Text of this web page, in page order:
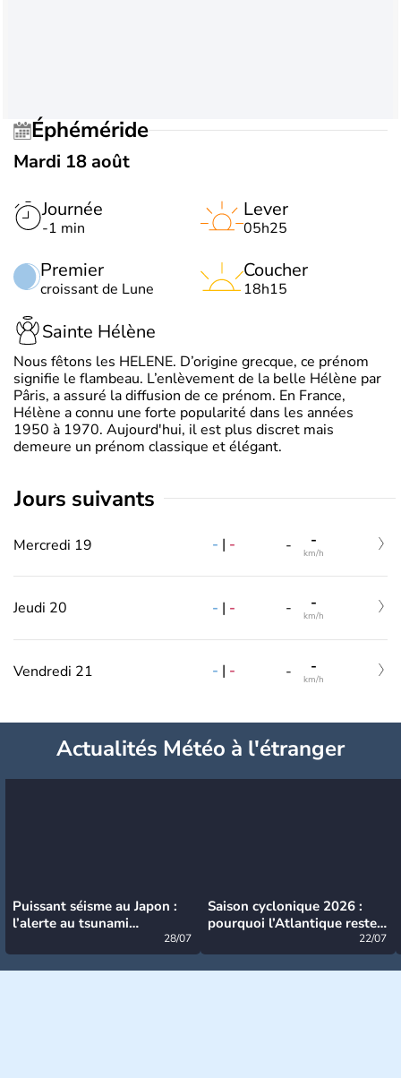
Éphéméride
Mardi 18 août
Journée
-1 min
Premier
croissant de Lune
Lever
05h25
Coucher
18h15
Sainte Hélène
Nous fêtons les HELENE. D’origine grecque, ce prénom
signifie le flambeau. L’enlèvement de la belle Hélène par
Pâris, a assuré la diffusion de ce prénom. En France,
Hélène a connu une forte popularité dans les années
1950 à 1970. Aujourd'hui, il est plus discret mais
demeure un prénom classique et élégant.
jours suivants
Mercredi 19 - | - - -
km/h
Jeudi 20 - | - - -
km/h
Vendredi 21 - | - - -
km/h
Actualités Météo à l'étranger
Puissant séisme au Japon :
l’alerte au tsunami
28/07
Saison cyclonique 2026 :
pourquoi l’Atlantique reste
22/07